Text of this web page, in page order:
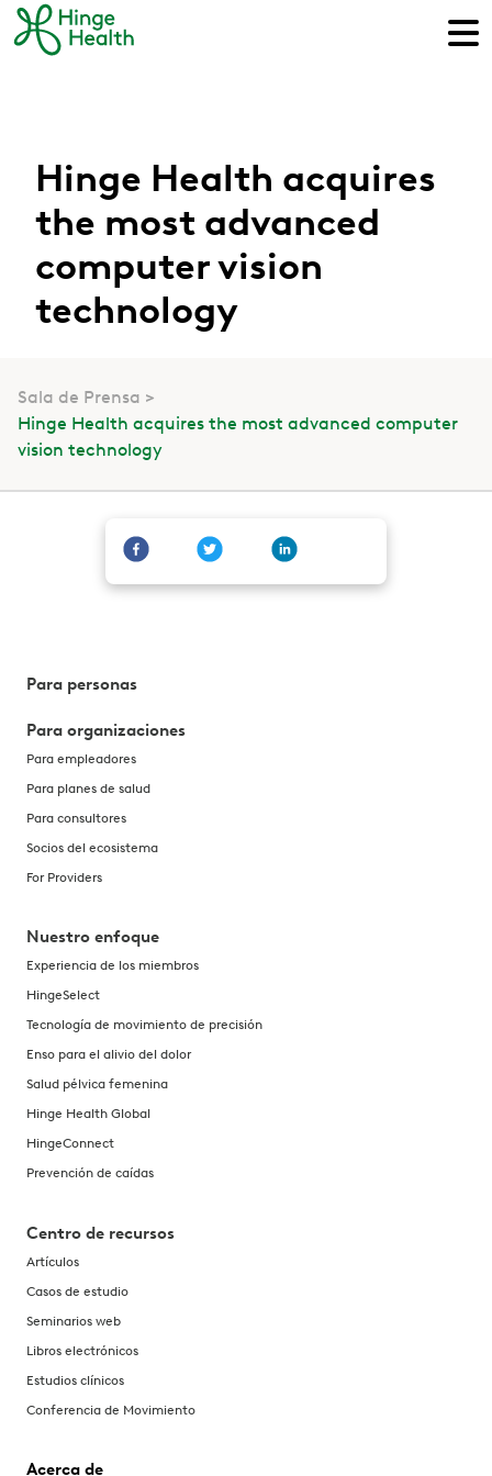
Hinge Health acquires
the most advanced
computer vision
technology
Sala de Prensa
Hinge Health acquires the most advanced computer
vision technology
Para personas
Para organizaciones
Para empleadores
Para planes de salud
Para consultores
Socios del ecosistema
For Providers
Nuestro enfoque
Experiencia de los miembros
HingeSelect
Tecnología de movimiento de precisión
Enso para el alivio del dolor
Salud pélvica femenina
Hinge Health Global
HingeConnect
Prevención de caídas
Centro de recursos
Artículos
Casos de estudio
Seminarios web
Libros electrónicos
Estudios clínicos
Conferencia de Movimiento
Acerca de